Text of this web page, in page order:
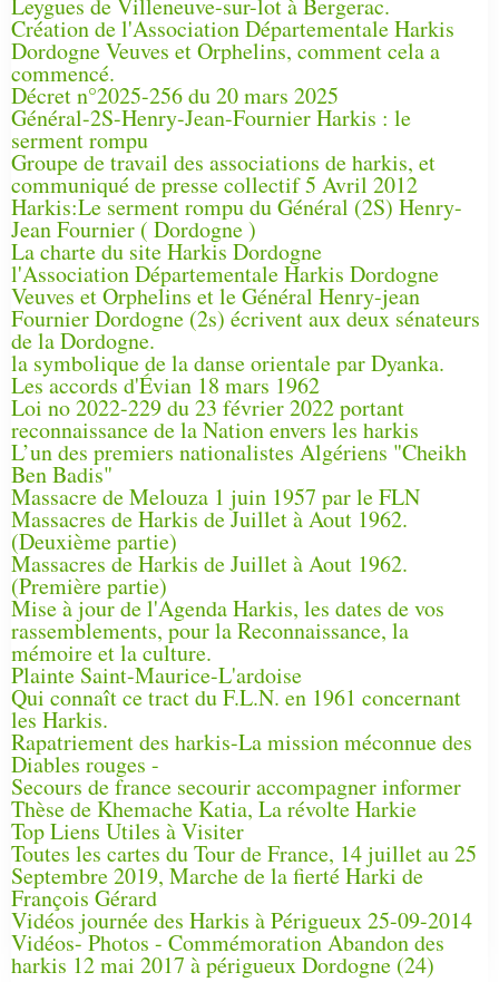
Leygues de Villeneuve-sur-lot à Bergerac.
Création de l'Association Départementale Harkis
Dordogne Veuves et Orphelins, comment cela a
commencé.
Décret n°2025-256 du 20 mars 2025
Général-2S-Henry-Jean-Fournier Harkis : le
serment rompu
Groupe de travail des associations de harkis, et
communiqué de presse collectif 5 Avril 2012
Harkis:Le serment rompu du Général (2S) Henry-
Jean Fournier ( Dordogne )
La charte du site Harkis Dordogne
l'Association Départementale Harkis Dordogne
Veuves et Orphelins et le Général Henry-jean
Fournier Dordogne (2s) écrivent aux deux sénateurs
de la Dordogne.
la symbolique de la danse orientale par Dyanka.
Les accords d'Évian 18 mars 1962
Loi no 2022-229 du 23 février 2022 portant
reconnaissance de la Nation envers les harkis
L’un des premiers nationalistes Algériens "Cheikh
Ben Badis"
Massacre de Melouza 1 juin 1957 par le FLN
Massacres de Harkis de Juillet à Aout 1962.
(Deuxième partie)
Massacres de Harkis de Juillet à Aout 1962.
(Première partie)
Mise à jour de l'Agenda Harkis, les dates de vos
rassemblements, pour la Reconnaissance, la
mémoire et la culture.
Plainte Saint-Maurice-L'ardoise
Qui connaît ce tract du F.L.N. en 1961 concernant
les Harkis.
Rapatriement des harkis-La mission méconnue des
Diables rouges -
Secours de france secourir accompagner informer
Thèse de Khemache Katia, La révolte Harkie
Top Liens Utiles à Visiter
Toutes les cartes du Tour de France, 14 juillet au 25
Septembre 2019, Marche de la fierté Harki de
François Gérard
Vidéos journée des Harkis à Périgueux 25-09-2014
Vidéos- Photos - Commémoration Abandon des
harkis 12 mai 2017 à périgueux Dordogne (24)